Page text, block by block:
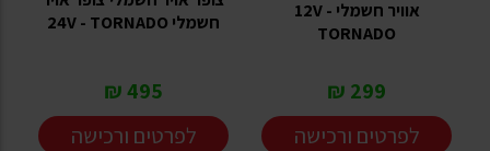
אוויר חשמלי 12V -
TORNADO
299 ₪
לפרטים ורכישה
חשמלי 24V - TORNADO
495 ₪
לפרטים ורכישה